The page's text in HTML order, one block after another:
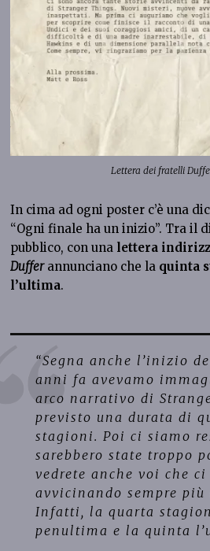
Lettera dei fratelli
In cima ad ogni poster c’è una
“Ogni finale ha un inizio”. Tra il
pubblico, con una lettera
Dufferannunciano che la quinta
l’ultima.
“Segna anche l’inizio
anni fa avevamo
arco narrativo di
previsto una durata di
stagioni. Poi ci siamo
sarebbero state troppo
vedrete anche voi che
avvicinando sempre
Infatti, la quarta
penultima e la quinta